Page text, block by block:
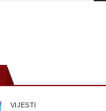
VIJESTI